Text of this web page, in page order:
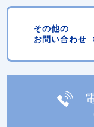
その他の
お問い合わせ